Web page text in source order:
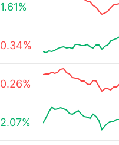
1.61%
0.34%
0.26%
2.07%